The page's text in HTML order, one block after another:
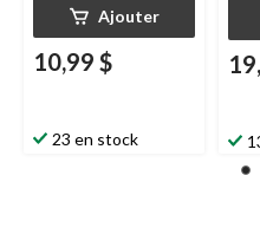
Ajouter
10,99 $
23 en stock